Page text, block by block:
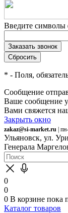
Введите символы
* - Поля,
Сообщение
Ваше сообщение
Вами свяжется
Закрыть окно
zakaz@si-market.ru |
Ульяновск, ул.
Генерала
0
0
0 В корзине пока
Каталог товаров